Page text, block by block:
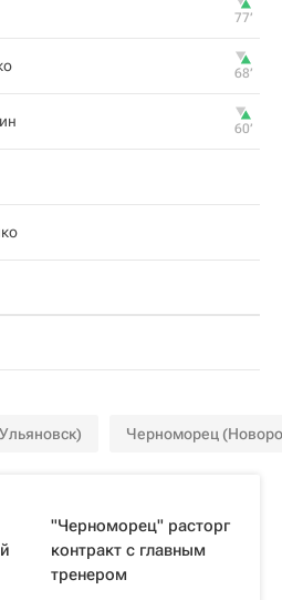
77‎’‎
68‎’‎
60‎’‎
Черноморец
"Черноморец" расторг
контракт с главным
тренером